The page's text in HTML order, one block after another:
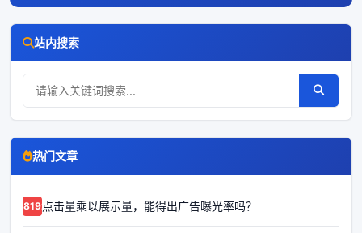
站内搜索
热门文章
68192点击量乘以展示量，能得出广告曝光率吗？